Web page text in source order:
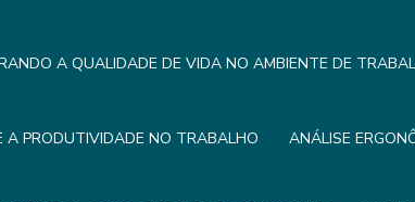
A QUALIDADE DE VIDA NO AMBIENTE DE
A PRODUTIVIDADE NO TRABALHO ANÁLISE